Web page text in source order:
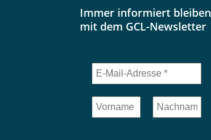
Immer informiert bleiben
mit dem GCL-Newsletter